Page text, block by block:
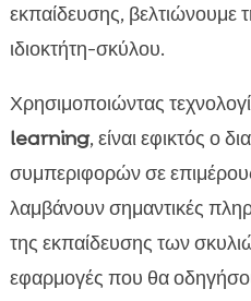
εκπαίδευσης, βελτιώνουμε
ιδιοκτήτη-σκύλου.
Χρησιμοποιώντας
learning, είναι εφικτός ο
συμπεριφορών σε
λαμβάνουν σημαντικές
της εκπαίδευσης των
εφαρμογές που θα